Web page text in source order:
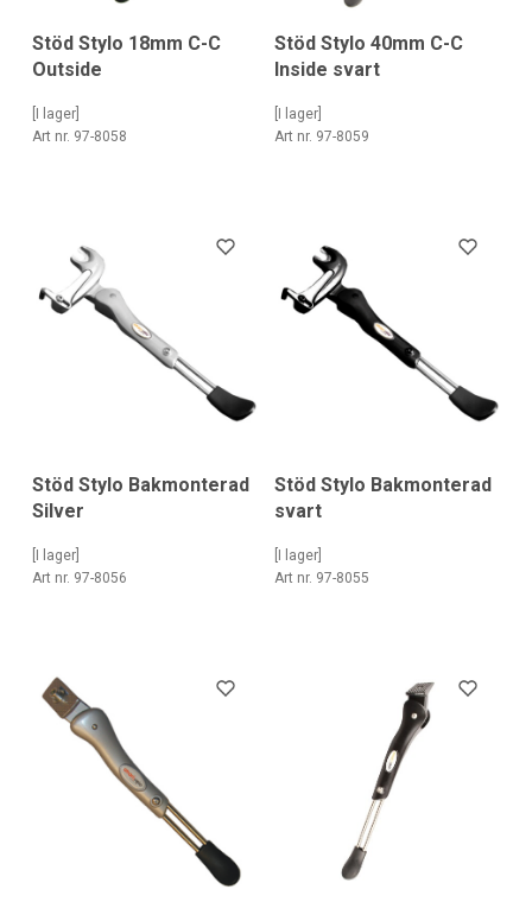
Stöd Stylo 18mm C-C
Outside
[I lager]
Art nr. 97-8058
Stöd Stylo 40mm C-C
Inside svart
[I lager]
Art nr. 97-8059
Stöd Stylo Bakmonterad
Silver
[I lager]
Art nr. 97-8056
Stöd Stylo Bakmonterad
svart
[I lager]
Art nr. 97-8055